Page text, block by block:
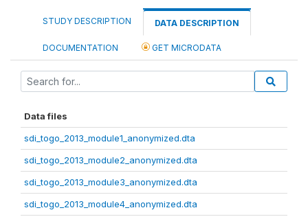
STUDY DESCRIPTION DATA DESCRIPTION
DOCUMENTATION GET MICRODATA
Data files
sdi_togo_2013_module1_anonymized.dta
sdi_togo_2013_module2_anonymized.dta
sdi_togo_2013_module3_anonymized.dta
sdi_togo_2013_module4_anonymized.dta